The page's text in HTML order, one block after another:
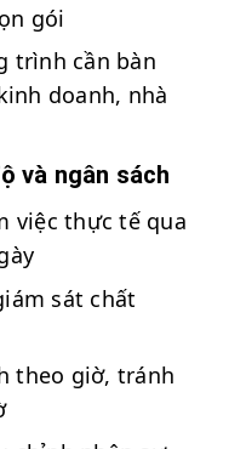
gói
trình cần bàn
doanh, nhà
và ngân sách
việc thực tế qua
sát chất
theo giờ, tránh